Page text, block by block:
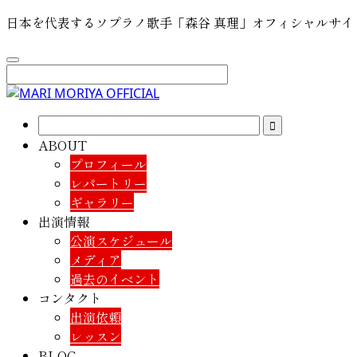
日本を代表するソプラノ歌手「森谷 真理」オフィシャルサ
ABOUT
プロフィール
レパートリー
ギャラリー
出演情報
公演スケジュール
メディア
過去のイベント
コンタクト
出演依頼
レッスン